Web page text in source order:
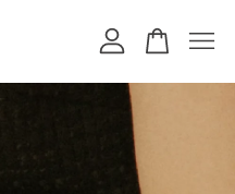
還是空的。